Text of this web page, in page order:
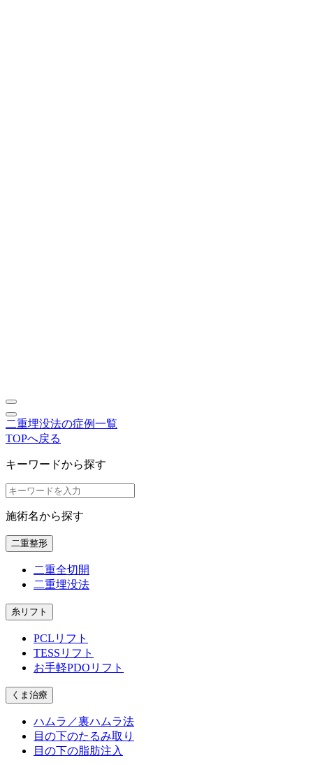
二重埋没法の症例一覧
TOPへ戻る
キーワードから探す
施術名から探す
二重整形
二重全切開
二重埋没法
糸リフト
PCLリフト
TESSリフト
お手軽PDOリフト
くま治療
ハムラ／裏ハムラ法
目の下のたるみ取り
目の下の脂肪注入